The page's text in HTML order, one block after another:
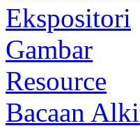
Ekspositori
Gambar
Resource
Bacaan